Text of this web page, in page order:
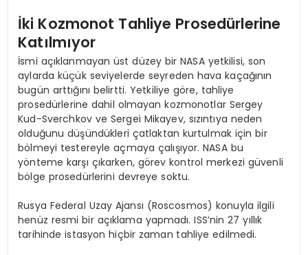
İki Kozmonot Tahliye Prosedürlerine
Katılmıyor
İsmi açıklanmayan üst düzey bir NASA yetkilisi, son
aylarda küçük seviyelerde seyreden hava kaçağının
bugün arttığını belirtti. Yetkiliye göre, tahliye
prosedürlerine dahil olmayan kozmonotlar Sergey
Kud-Sverchkov ve Sergei Mikayev, sızıntıya neden
olduğunu düşündükleri çatlaktan kurtulmak için bir
bölmeyi testereyle açmaya çalışıyor. NASA bu
yönteme karşı çıkarken, görev kontrol merkezi güvenli
bölge prosedürlerini devreye soktu.
Rusya Federal Uzay Ajansı (Roscosmos) konuyla ilgili
henüz resmi bir açıklama yapmadı. ISS’nin 27 yıllık
tarihinde istasyon hiçbir zaman tahliye edilmedi.